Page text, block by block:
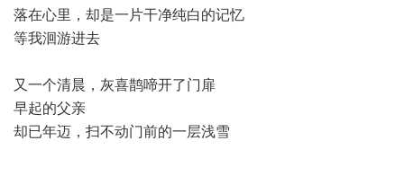
落在心里，却是一片干净纯白的记忆
等我洄游进去
又一个清晨，灰喜鹊啼开了门扉
早起的父亲
却已年迈，扫不动门前的一层浅雪